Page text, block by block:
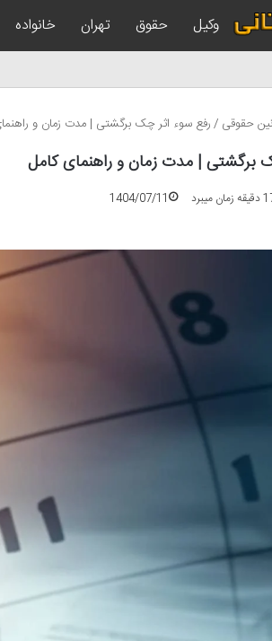
وکیل حقوق تهران خانواده
حقوقی /رفع سوء اثر چک برگشتی | مدت زمان و
برگشتی | مدت زمان و راهنمای کامل
1404/07/11